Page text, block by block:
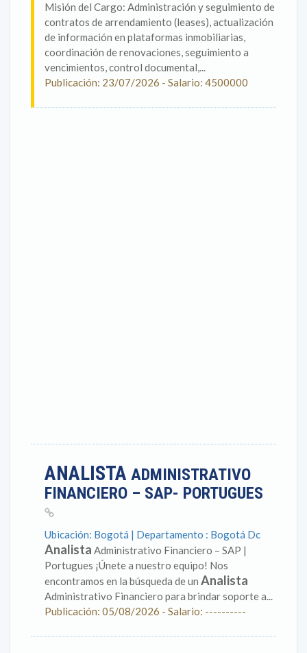
Misión del Cargo: Administración y seguimiento de
contratos de arrendamiento (leases), actualización
de información en plataformas inmobiliarias,
coordinación de renovaciones, seguimiento a
vencimientos, control documental,...
Publicación: 23/07/2026 - Salario: 4500000
ANALISTA ADMINISTRATIVO
FINANCIERO – SAP- PORTUGUES
Ubicación: Bogotá | Departamento : Bogotá Dc
Analista Administrativo Financiero – SAP |
Portugues ¡Únete a nuestro equipo! Nos
encontramos en la búsqueda de un Analista
Administrativo Financiero para brindar soporte a...
Publicación: 05/08/2026 - Salario: ----------